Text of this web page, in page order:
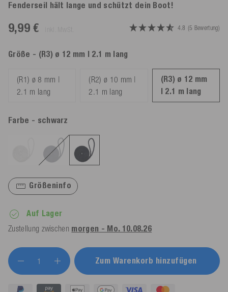
Fenderseil hält lange und schützt dein Boot!
9,99 € 4.8 (5 Bewertung)
Größe - (R3) ø 12 mm | 2.1 m lang
(R1) ø 8 mm |
2.1 m lang
(R2) ø 10 mm |
2.1 m lang
(R3) ø 12 mm
| 2.1 m lang
Farbe - schwarz
Größeninfo
Auf Lager
Zustellung zwischen morgen - Mo. 10.08.26
Zum Warenkorb hinzufügen